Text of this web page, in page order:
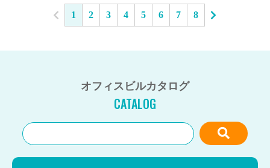
1 2 3 4 5 6 7 8
オフィスビルカタログ
CATALOG